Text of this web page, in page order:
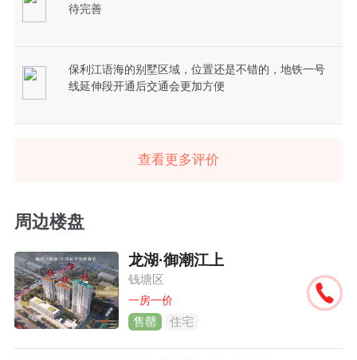
待完善
保利江语海的别墅区域，位置还是不错的，地铁一号
线延伸段开通后交通会更加方便
查看更多评价
周边楼盘
龙湖·御潮江上
钱塘区
一房一价
售罄 住宅